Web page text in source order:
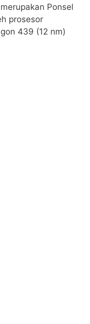
Ponsel
prosesor
439 (12 nm)